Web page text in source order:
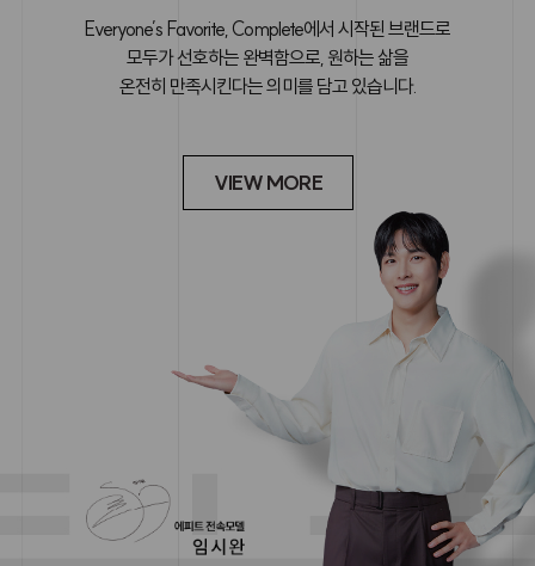
Everyone’s Favorite, Complete에서 시작된 브랜드로
모두가 선호하는 완벽함으로, 원하는 삶을
온전히 만족시킨다는 의미를 담고 있습니다.
VIEW MORE